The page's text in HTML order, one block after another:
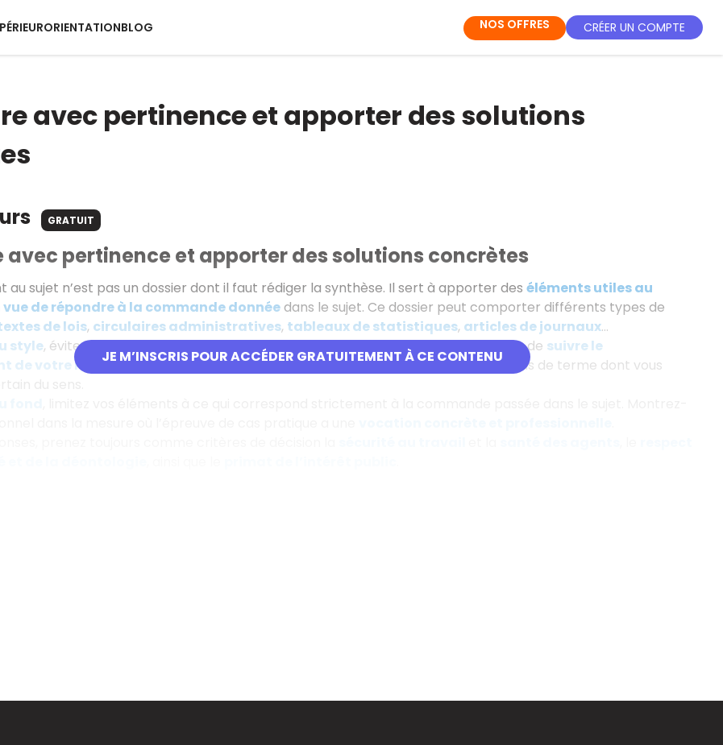
ORIENTATIONBLOG NOS OFFRES CRÉER UN COMPTE
avec pertinence et apporter des solutions
GRATUIT
JE M’INSCRIS POUR ACCÉDER GRATUITEMENT À CE CONTENU
avec pertinence et apporter des solutions concrètes
au sujet n’est pas un dossier dont il faut rédiger la synthèse. Il sert à apporter des éléments utiles au
de répondre à la commande donnéedans le sujet. Ce dossier peut comporter différents types de
de lois, circulaires administratives, tableaux de statistiques, articles de journaux…
style, évitez les répétitions et privilégiez l’emploi demots de liaisonpermettant de suivre le
de votre raisonnement(ainsi, donc, ensuite, par conséquent…). N’employez pas de terme dont vous